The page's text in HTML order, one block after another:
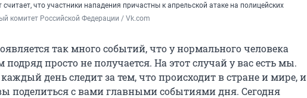
что участники нападения причастны к апрельской атаке на полицейских
комитет Российской Федерации / Vk.com
так много событий, что у нормального человека
подряд просто не получается. На этот случай у вас есть мы.
день следит за тем, что происходит в стране и мире, и
поделиться с вами главными событиями дня. Сегодня